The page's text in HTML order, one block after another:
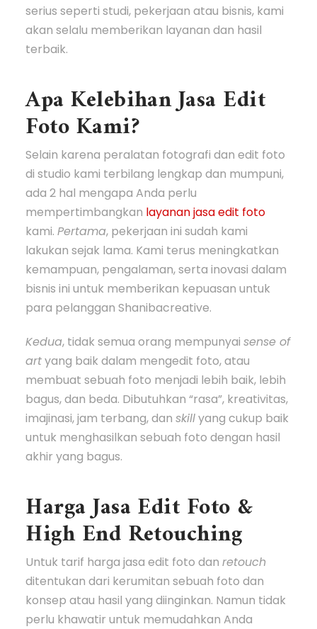
serius seperti studi, pekerjaan atau bisnis, kami
akan selalu memberikan layanan dan hasil
terbaik.
Apa Kelebihan Jasa Edit
Foto Kami?
Selain karena peralatan fotografi dan edit foto
di studio kami terbilang lengkap dan mumpuni,
ada 2 hal mengapa Anda perlu
mempertimbangkan layanan jasa edit foto
kami.Pertama, pekerjaan ini sudah kami
lakukan sejak lama. Kami terus meningkatkan
kemampuan, pengalaman, serta inovasi dalam
bisnis ini untuk memberikan kepuasan untuk
para pelanggan Shanibacreative.
Kedua, tidak semua orang mempunyaisense of
artyang baik dalam mengedit foto, atau
membuat sebuah foto menjadi lebih baik, lebih
bagus, dan beda. Dibutuhkan “rasa”, kreativitas,
imajinasi, jam terbang, danskillyang cukup baik
untuk menghasilkan sebuah foto dengan hasil
akhir yang bagus.
Harga Jasa Edit Foto &
High End Retouching
Untuk tarif harga jasa edit foto danretouch
ditentukan dari kerumitan sebuah foto dan
konsep atau hasil yang diinginkan. Namun tidak
perlu khawatir untuk memudahkan Anda